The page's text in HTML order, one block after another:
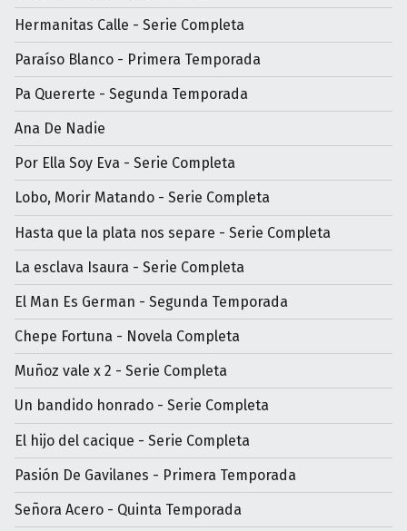
Hermanitas Calle - Serie Completa
Paraíso Blanco - Primera Temporada
Pa Quererte - Segunda Temporada
Ana De Nadie
Por Ella Soy Eva - Serie Completa
Lobo, Morir Matando - Serie Completa
Hasta que la plata nos separe - Serie Completa
La esclava Isaura - Serie Completa
El Man Es German - Segunda Temporada
Chepe Fortuna - Novela Completa
Muñoz vale x 2 - Serie Completa
Un bandido honrado - Serie Completa
El hijo del cacique - Serie Completa
Pasión De Gavilanes - Primera Temporada
Señora Acero - Quinta Temporada